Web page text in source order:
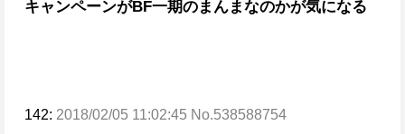
キャンペーンがBF一期のまんまなのかが気になる
142: 2018/02/05 11:02:45 No.538588754